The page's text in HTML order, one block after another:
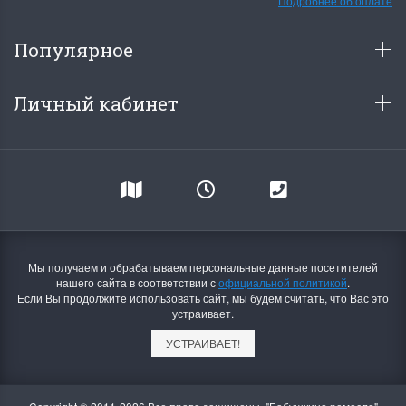
Популярное
Личный кабинет
Мы получаем и обрабатываем персональные данные посетителей
нашего сайта в соответствии софициальной политикой.
Если Вы продолжите использовать сайт, мы будем считать, что Вас это
устраивает.
УСТРАИВАЕТ!